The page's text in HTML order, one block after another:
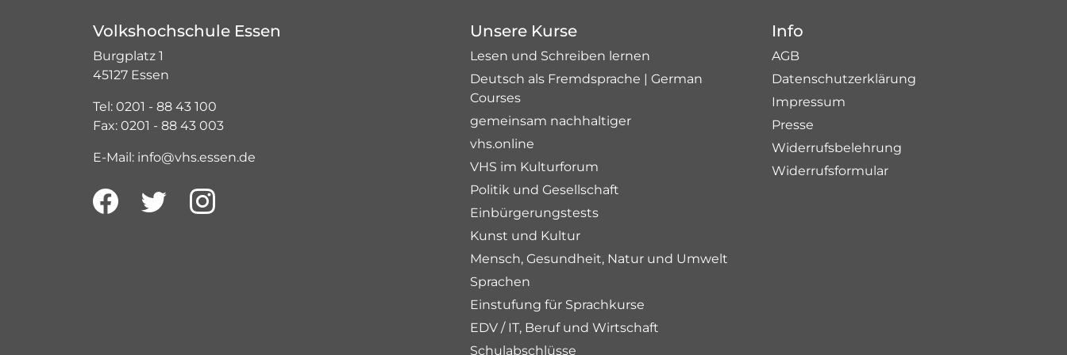
Volkshochschule Essen
Burgplatz 1
45127 Essen
Tel: 0201 - 88 43 100
Fax: 0201 - 88 43 003
E-Mail: info@vhs.essen.de
Unsere Kurse
Lesen und Schreiben lernen
Deutsch als Fremdsprache | German
Courses
gemeinsam nachhaltiger
vhs.online
VHS im Kulturforum
Politik und Gesellschaft
Einbürgerungstests
Kunst und Kultur
Mensch, Gesundheit, Natur und Umwelt
Sprachen
Einstufung für Sprachkurse
EDV / IT, Beruf und Wirtschaft
Schulabschlüsse
Info
AGB
Datenschutzerklärung
Impressum
Presse
Widerrufsbelehrung
Widerrufsformular